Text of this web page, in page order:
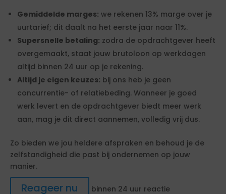
Gemiddelde marges: we rekenen 13% marge over je
uurtarief; dit daalt na het eerste jaar naar 11%.
Supersnelle betaling: zodra de opdrachtgever heeft
overgemaakt, staat jouw brutoloon op werkdagen
altijd binnen 24 uur op je rekening.
Altijd je eigen keuzes: bij ons heb je geen
concurrentie- of relatiebeding. Wanneer je goed
werk levert en de opdrachtgever biedt meer werk
aan, mag je dit direct aannemen, volledig vrij dus.
Zo bieden we jou heldere afspraken en behoud je de
zelfstandigheid die past bij ondernemen op jouw
manier.
Reageer nu
binnen 24 uur reactie